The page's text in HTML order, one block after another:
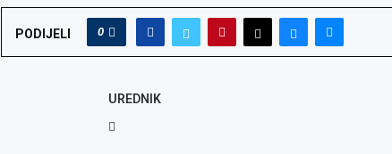
PODIJELI 0
UREDNIK